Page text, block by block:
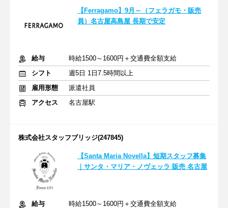
【Ferragamo】9月～（フェラガモ・販売
員）名古屋高島屋 長期で安定
給与
時給1500～1600円＋交通費全額支給
シフト
週5日 1日7.5時間以上
雇用形態
派遣社員
アクセス
名古屋駅
株式会社スタッフブリッジ(247845)
【Santa Maria Novella】短期スタッフ募集
｜サンタ・マリア・ノヴェッラ 販売 名古屋
給与
時給1500～1600円＋交通費全額支給